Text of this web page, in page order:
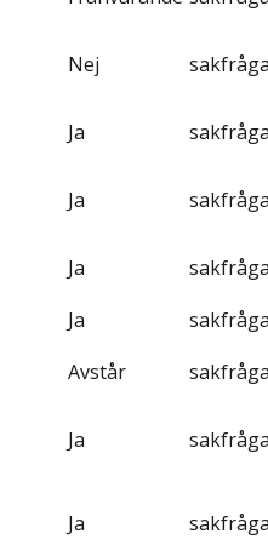
Nej
Ja
Ja
Ja
Ja
Avstår
Ja
Ja